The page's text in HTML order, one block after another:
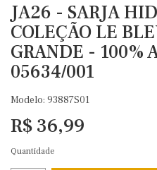
JA26 - SARJA
COLEÇÃO LE
GRANDE - 100%
05634/001
Modelo: 93887S01
R$ 36,99
Quantidade